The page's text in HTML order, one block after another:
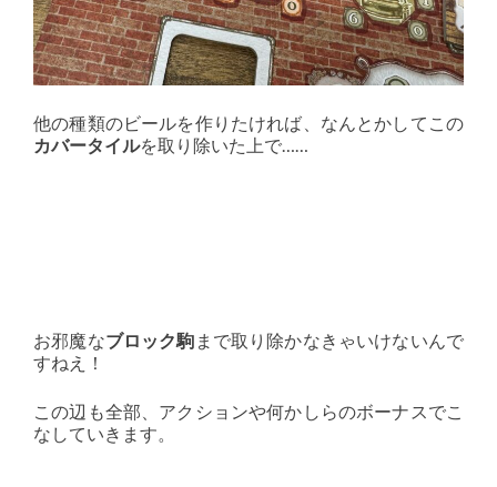
他の種類のビールを作りたければ、なんとかしてこの
カバータイルを取り除いた上で……
お邪魔なブロック駒 まで取り除かなきゃいけないんで
すねえ！
この辺も全部、アクションや何かしらのボーナスでこ
なしていきます。